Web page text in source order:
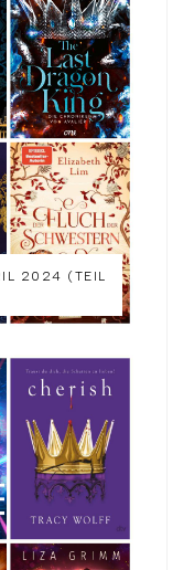
2024 (TEIL